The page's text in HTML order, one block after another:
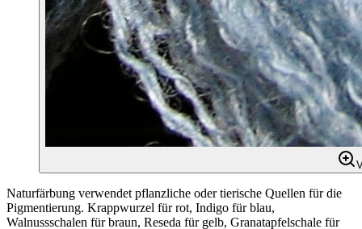
Naturfärbung verwendet pflanzliche oder tierische Quellen für die
Pigmentierung. Krappwurzel für rot, Indigo für blau,
Walnussschalen für braun, Reseda für gelb, Granatapfelschale für